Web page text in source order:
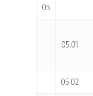
05
05.01
05.02